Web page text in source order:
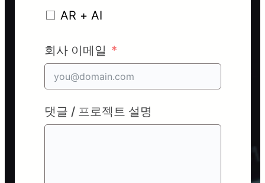
AR + AI
회사 이메일
댓글 / 프로젝트 설명